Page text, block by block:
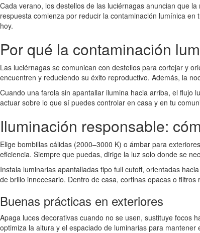
Cada verano, los destellos de las luciérnagas anuncian que
respuesta comienza por reducir la contaminación lumínica
hoy.
Por qué la contaminación
Las luciérnagas se comunican con destellos para cortejar y
encuentren y reduciendo su éxito reproductivo. Además, la
Cuando una farola sin apantallar ilumina hacia arriba, el flujo
actuar sobre lo que sí puedes controlar en casa y en tu
Iluminación responsable:
Elige bombillas cálidas (2000–3000 K) o ámbar para
eficiencia. Siempre que puedas, dirige la luz solo donde se
Instala luminarias apantalladas tipo full cutoff, orientadas
de brillo innecesario. Dentro de casa, cortinas opacas o
Buenas prácticas en exteriores
Apaga luces decorativas cuando no se usen, sustituye focos
optimiza la altura y el espaciado de luminarias para mantener